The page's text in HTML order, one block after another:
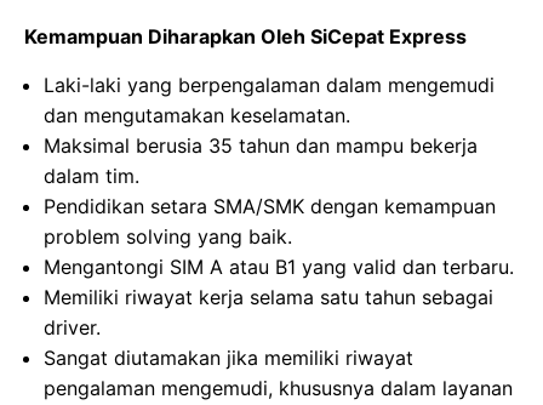
Kemampuan Diharapkan Oleh SiCepat Express
Laki-laki yang berpengalaman dalam mengemudi
dan mengutamakan keselamatan.
Maksimal berusia 35 tahun dan mampu bekerja
dalam tim.
Pendidikan setara SMA/SMK dengan kemampuan
problem solving yang baik.
Mengantongi SIM A atau B1 yang valid dan terbaru.
Memiliki riwayat kerja selama satu tahun sebagai
driver.
Sangat diutamakan jika memiliki riwayat
pengalaman mengemudi, khususnya dalam layanan